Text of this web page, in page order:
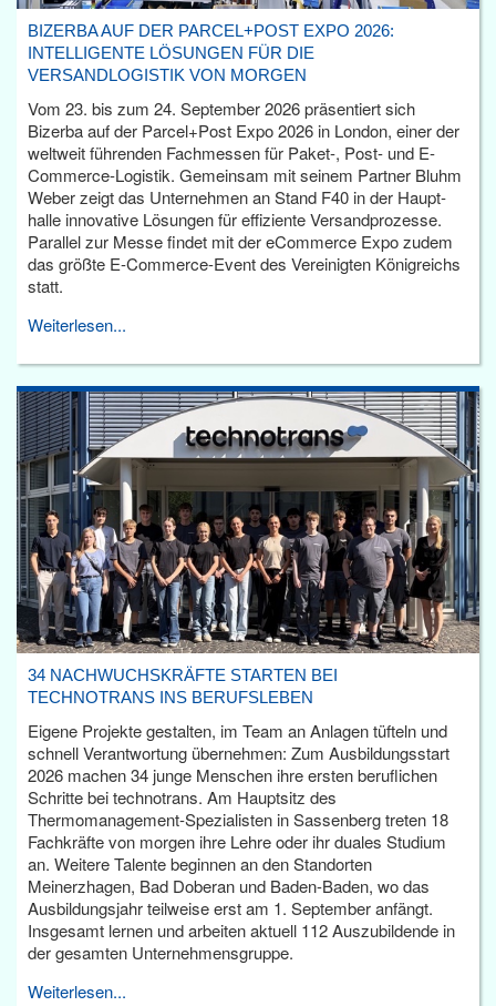
BIZERBA AUF DER PARCEL+POST EXPO 2026:
INTELLIGENTE LÖSUNGEN FÜR DIE
VERSANDLOGISTIK VON MORGEN
Vom 23. bis zum 24. September 2026 präsentiert sich
Bizerba auf der Parcel+Post Expo 2026 in London, einer der
weltweit führenden Fachmessen für Paket-, Post- und E-
Commerce-Logistik. Gemeinsam mit seinem Partner Bluhm
Weber zeigt das Unternehmen an Stand F40 in der Haupt­
halle innovative Lösungen für effiziente Versandprozesse.
Parallel zur Messe findet mit der eCommerce Expo zudem
das größte E-Commerce-Event des Vereinigten Königreichs
statt.
Weiterlesen...
34 NACHWUCHSKRÄFTE STARTEN BEI
TECHNOTRANS INS BERUFSLEBEN
Eigene Projekte gestalten, im Team an Anlagen tüfteln und
schnell Verantwortung übernehmen: Zum Ausbildungsstart
2026 machen 34 junge Menschen ihre ersten beruflichen
Schritte bei technotrans. Am Hauptsitz des
Thermomanagement-Spezialisten in Sassenberg treten 18
Fachkräfte von morgen ihre Lehre oder ihr duales Studium
an. Weitere Talente beginnen an den Standorten
Meinerzhagen, Bad Doberan und Baden-Baden, wo das
Ausbildungsjahr teilweise erst am 1. September anfängt.
Insgesamt lernen und arbeiten aktuell 112 Auszubildende in
der gesamten Unternehmensgruppe.
Weiterlesen...